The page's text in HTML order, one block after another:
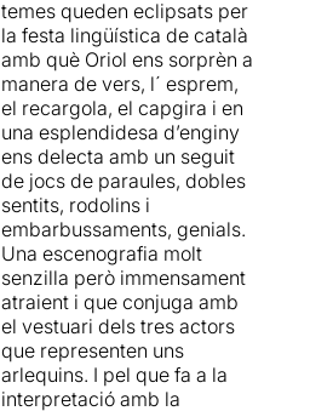
temes queden eclipsats per
la festa lingüística de català
amb què Oriol ens sorprèn a
manera de vers, l´ esprem,
el recargola, el capgira i en
una esplendidesa d’enginy
ens delecta amb un seguit
de jocs de paraules, dobles
sentits, rodolins i
embarbussaments, genials.
Una escenografia molt
senzilla però immensament
atraient i que conjuga amb
el vestuari dels tres actors
que representen uns
arlequins. I pel que fa a la
interpretació amb la